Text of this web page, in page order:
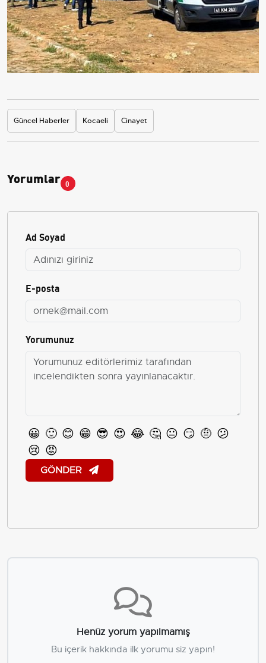
Güncel Haberler Kocaeli Cinayet
Yorumlar 0
Ad Soyad
E-posta
Yorumunuz
😀 🙂 😊 😁 😎 😍 😂 🤔 😐 😏 🤨 😕
😢 😡
GÖNDER
Henüz yorum yapılmamış
Bu içerik hakkında ilk yorumu siz yapın!